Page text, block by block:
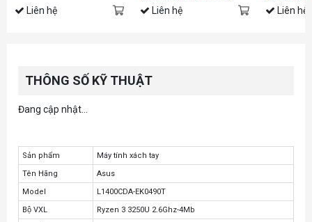
Liên hệ Liên hệ
Liên hệ
THÔNG SỐ KỸ THUẬT
Đang cập nhật...
Sản phẩm
Máy tính xách tay
Tên Hãng
Asus
Model
L1400CDA-EK0490T
Bộ VXL
Ryzen 3 3250U 2.6Ghz-4Mb